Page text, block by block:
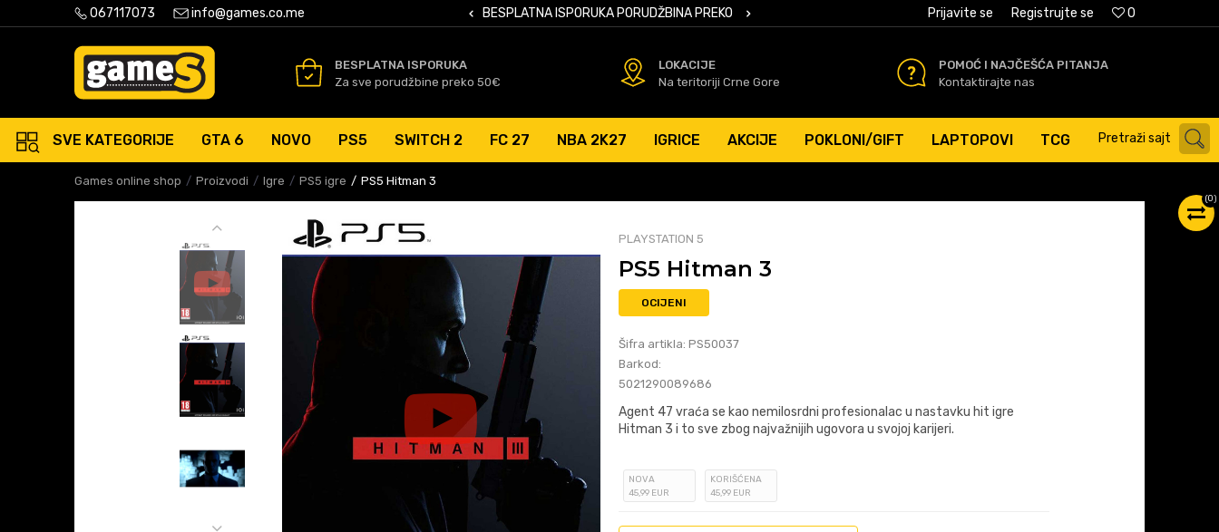
067117073 info@games.co.me
ISPORUKA PORUDŽBINA PREKO 50 EURSIGURNO PLAĆANJE PLATNIM KARTICAMA BESPLATNA ISPORUKA PORUDŽBINA PREKO 50 EURSIGURNO PLAĆANJE PLATNIM KARTICAMA 0
Prijavite se Registrujte se
BESPLATNA ISPORUKA
Za sve porudžbine preko 50€
LOKACIJE
Na teritoriji Crne Gore
POMOĆ I NAJČEŠĆA PITANJA
Kontaktirajte nas
SVE KATEGORIJE GTA 6 NOVO PS5 SWITCH 2 FC 27 NBA 2K27 IGRICE AKCIJE POKLONI/GIFT LAPTOPOVI TCG Pretraži sajt
Games online shop Proizvodi Igre PS5 igre PS5 Hitman 3
(0)
PLAYSTATION 5
PS5 Hitman 3
OCIJENI
Šifra artikla: PS50037
Barkod:
5021290089686
Agent 47 vraća se kao nemilosrdni profesionalac u nastavku hit igre
Hitman 3 i to sve zbog najvažnijih ugovora u svojoj karijeri.
NOVA
45,99 EUR
KORIŠĆENA
45,99 EUR